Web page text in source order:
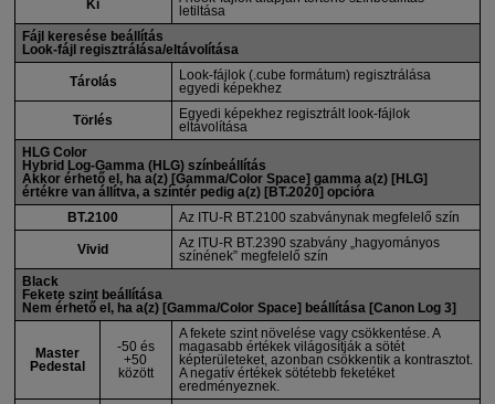
Ki
letiltása
Fájl keresése beállítás
Look-fájl regisztrálása/eltávolítása
Tárolás
Look-fájlok (.cube formátum) regisztrálása
egyedi képekhez
Törlés
Egyedi képekhez regisztrált look-fájlok
eltávolítása
HLG Color
Hybrid Log-Gamma (HLG) színbeállítás
Akkor érhető el, ha a(z) [Gamma/Color Space] gamma a(z) [HLG]
értékre van állítva, a színtér pedig a(z) [BT.2020] opcióra
BT.2100
Az ITU-R BT.2100 szabványnak megfelelő szín
Vivid Az ITU-R BT.2390 szabvány „hagyományos
színének” megfelelő szín
Black
Fekete szint beállítása
Nem érhető el, ha a(z) [Gamma/Color Space] beállítása [Canon Log 3]
Master
Pedestal
-50 és
+50
között
A fekete szint növelése vagy csökkentése. A
magasabb értékek világosítják a sötét
képterületeket, azonban csökkentik a kontrasztot.
A negatív értékek sötétebb feketéket
eredményeznek.